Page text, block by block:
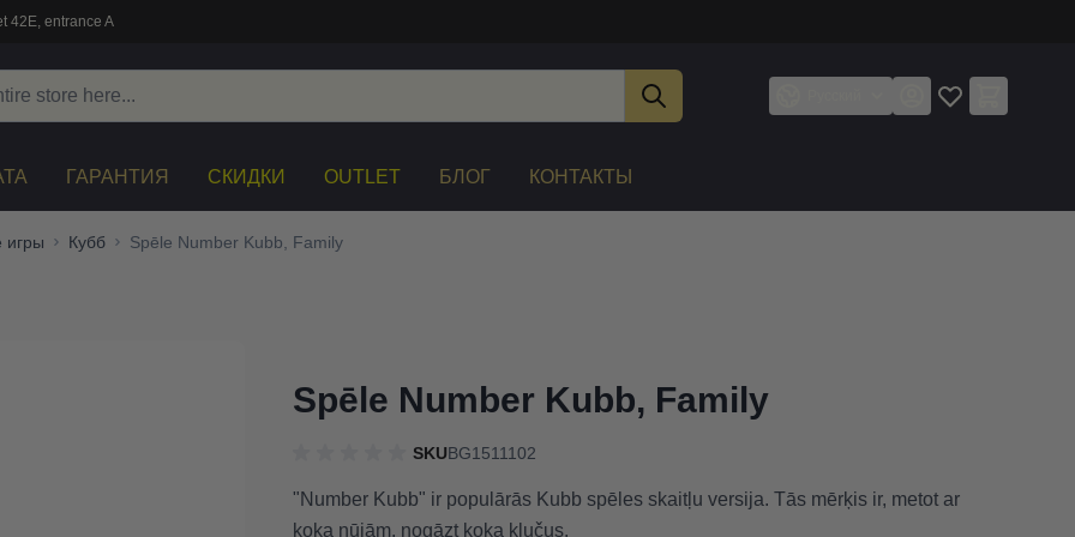
42E, entrance A
ГАРАНТИЯ СКИДКИ OUTLET БЛОГ КОНТАКТЫ
игры Кубб Spēle Number Kubb, Family
Spēle Number Kubb, Family
SKUBG1511102
"Number Kubb" ir populārās Kubb spēles skaitļu versija. Tās mērķis ir, metot ar
koka nūjām, nogāzt koka klučus.